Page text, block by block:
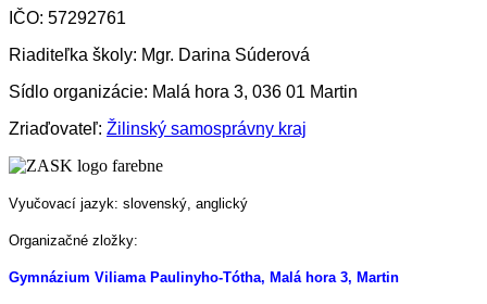
IČO: 57292761
Riaditeľka školy: Mgr. Darina Súderová
Sídlo organizácie: Malá hora 3, 036 01 Martin
Zriaďovateľ: Žilinský samosprávny kraj
Vyučovací jazyk: slovenský, anglický
Organizačné zložky:
Gymnázium Viliama Paulinyho-Tótha, Malá hora 3, Martin